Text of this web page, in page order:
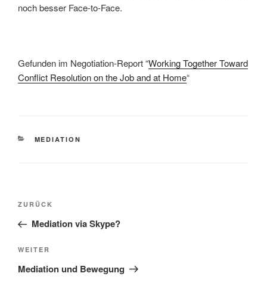
noch besser Face-to-Face.
Gefunden im Negotiation-Report “Working Together Toward
Conflict Resolution on the Job and at Home“
KATEGORIEN
MEDIATION
Beitragsnavigation
Vorheriger
Beitrag
ZURÜCK
Mediation via Skype?
Nächster
Beitrag
WEITER
Mediation und Bewegung